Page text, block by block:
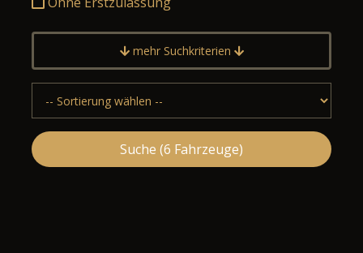
mehr Suchkriterien
Suche (6 Fahrzeuge)